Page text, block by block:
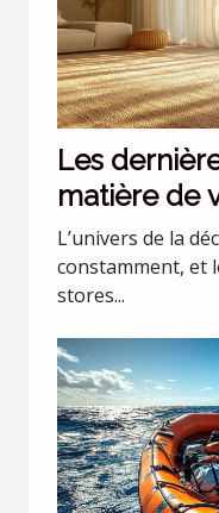
Les
matière de
pour
L’univers de la
constamment, et
stores...